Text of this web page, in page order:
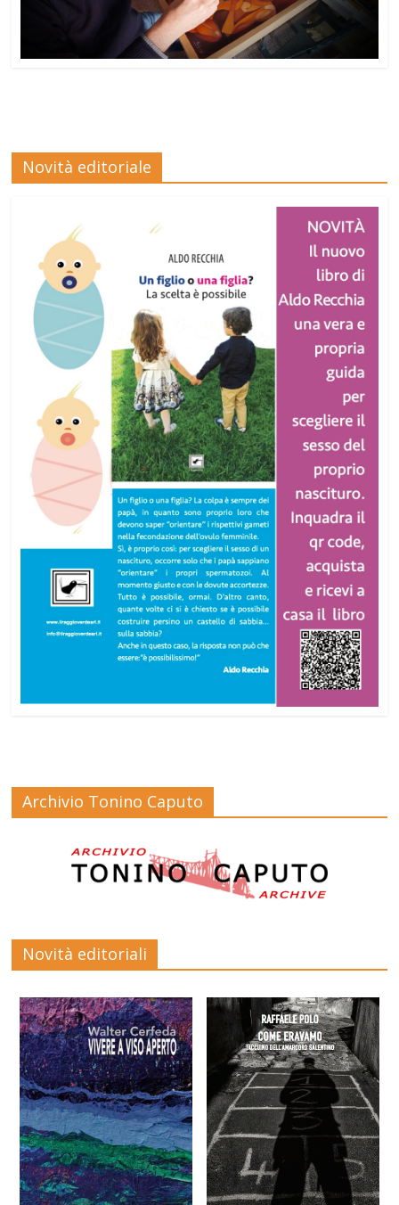
Novità editoriale
Archivio Tonino Caputo
Novità editoriali